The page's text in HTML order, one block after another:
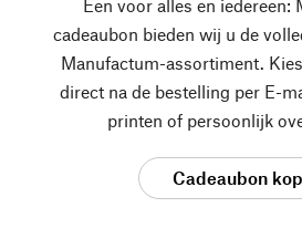
Een voor alles en iedereen:
cadeaubon bieden wij u de
Manufactum-assortiment.
direct na de bestelling per E-
printen of persoonlijk
Cadeaubon